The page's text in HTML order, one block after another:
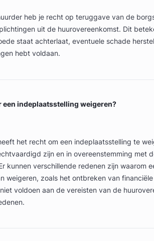
heb je recht op teruggave van de
uit de huurovereenkomst. Dit
staat achterlaat, eventuele schade
hebt voldaan.
een indeplaatsstelling weigeren?
het recht om een indeplaatsstelling te
zijn en in overeenstemming met
kunnen verschillende redenen zijn waarom
weigeren, zoals het ontbreken van
voldoen aan de vereisten van de